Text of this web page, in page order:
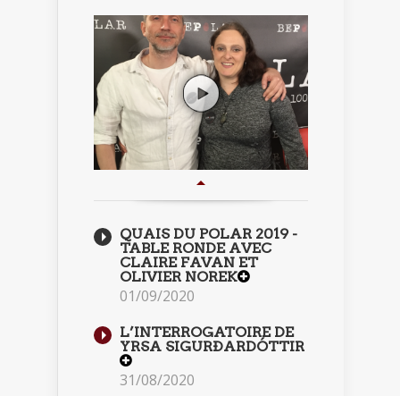
QUAIS DU POLAR 2019 -
TABLE RONDE AVEC
CLAIRE FAVAN ET
OLIVIER NOREK
01/09/2020
L’INTERROGATOIRE DE
YRSA SIGURÐARDÓTTIR
31/08/2020